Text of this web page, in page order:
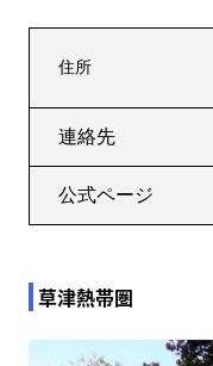
住所
連絡先
公式ページ
草津熱帯圏